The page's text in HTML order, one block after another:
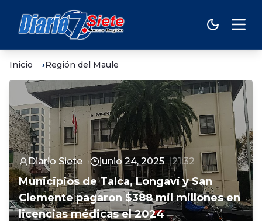
Inicio Región del Maule
Diario Siete junio 24, 2025 21:32
Municipios de Talca, Longaví y San
Clemente pagaron $388 mil millones en
licencias médicas el 2024